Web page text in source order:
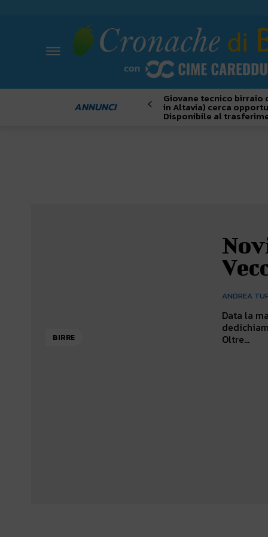
ANNUNCI
Giovane tecnico birraio
in Altavia) cerca
Disponibile al
BIRRE
ANDREA
Data la
Oltre...